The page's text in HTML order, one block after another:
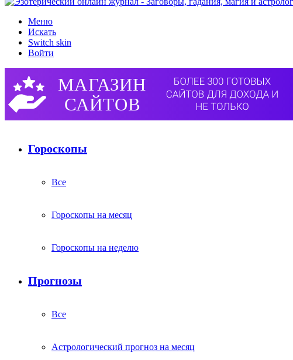
Меню
Искать
Switch skin
Войти
Гороскопы
Все
Гороскопы на месяц
Гороскопы на неделю
Прогнозы
Все
Астрологический прогноз на месяц